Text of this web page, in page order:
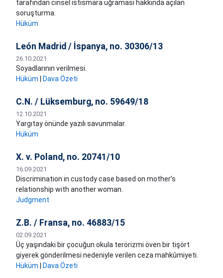
tarafından cinsel istismara uğraması hakkında açılan
soruşturma.
Hüküm
León Madrid / İspanya, no. 30306/13
26.10.2021
Soyadlarının verilmesi.
Hüküm
Dava Özeti
C.N. / Lüksemburg, no. 59649/18
12.10.2021
Yargıtay önünde yazılı savunmalar.
Hüküm
X. v. Poland, no. 20741/10
16.09.2021
Discrimination in custody case based on mother’s
relationship with another woman.
Judgment
Z.B. / Fransa, no. 46883/15
02.09.2021
Üç yaşındaki bir çocuğun okula terörizmi öven bir tişört
giyerek gönderilmesi nedeniyle verilen ceza mahkûmiyeti.
Hüküm
Dava Özeti